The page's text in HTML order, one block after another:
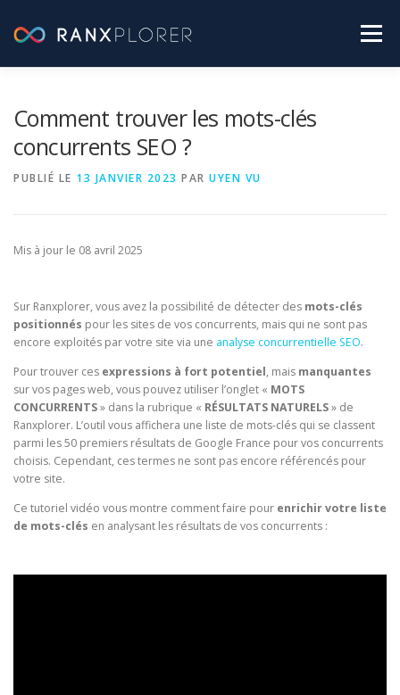
contenu
Menu
Comment trouver les mots-clés
concurrents SEO ?
PUBLIÉ LE 13 JANVIER 2023 PAR UYEN VU
Mis à jour le 08 avril 2025
Sur Ranxplorer, vous avez la possibilité de détecter des mots-clés
positionnés pour les sites de vos concurrents, mais qui ne sont pas
encore exploités par votre site via une analyse concurrentielle SEO.
Pour trouver ces expressions à fort potentiel, mais manquantes
sur vos pages web, vous pouvez utiliser l’onglet « MOTS
CONCURRENTS» dans la rubrique « RÉSULTATS NATURELS» de
Ranxplorer. L’outil vous affichera une liste de mots-clés qui se classent
parmi les 50 premiers résultats de Google France pour vos concurrents
choisis. Cependant, ces termes ne sont pas encore référencés pour
votre site.
Ce tutoriel vidéo vous montre comment faire pour enrichir votre liste
de mots-clés en analysant les résultats de vos concurrents :